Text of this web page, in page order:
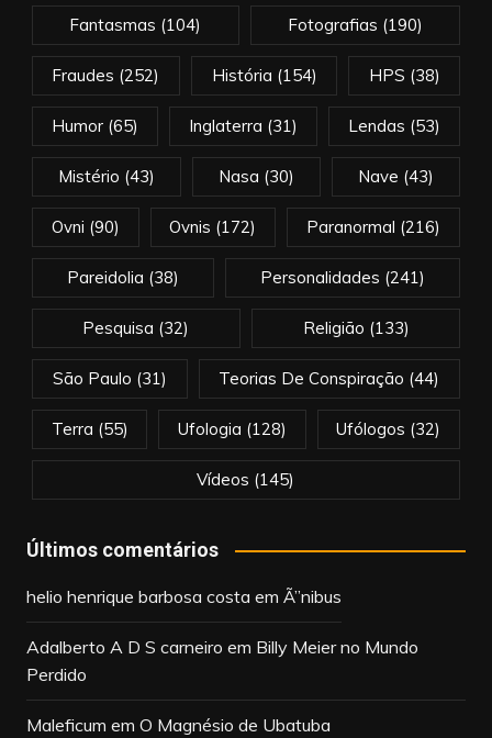
Fantasmas (104) Fotografias (190)
Fraudes (252) História (154) HPS (38)
Humor(65) Inglaterra (31) Lendas (53)
Mistério (43) Nasa (30) Nave (43)
Ovni (90) Ovnis (172) Paranormal (216)
Pareidolia (38) Personalidades (241)
Pesquisa (32) Religião (133)
São Paulo (31) Teorias De Conspiração (44)
Terra (55) Ufologia (128) Ufólogos (32)
Vídeos (145)
Últimos comentários
helio henrique barbosa costa em Ã”nibus
Adalberto A D S carneiro em Billy Meier no Mundo
Perdido
Maleficum em O Magnésio de Ubatuba